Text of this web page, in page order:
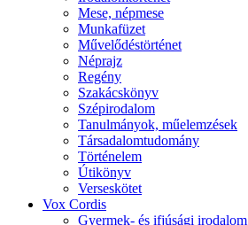
Mese, népmese
Munkafüzet
Művelődéstörténet
Néprajz
Regény
Szakácskönyv
Szépirodalom
Tanulmányok, műelemzések
Társadalomtudomány
Történelem
Útikönyv
Verseskötet
Vox Cordis
Gyermek- és ifjúsági irodalom